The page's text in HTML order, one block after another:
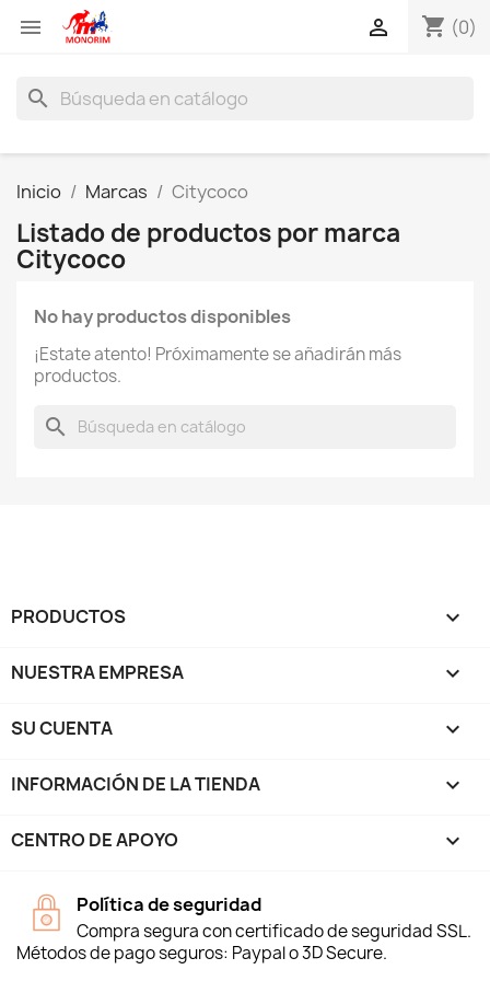
 shopping_cart (0)

search
Inicio Marcas Citycoco
Listado de productos por marca
Citycoco
No hay productos disponibles
¡Estate atento! Próximamente se añadirán más
productos.
search
PRODUCTOS 
NUESTRA EMPRESA 
SU CUENTA 
INFORMACIÓN DE LA TIENDA keyboard_arrow_down
CENTRO DE APOYO 
Política de seguridad
Compra segura con certificado de seguridad SSL.
Métodos de pago seguros: Paypal o 3D Secure.